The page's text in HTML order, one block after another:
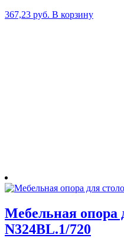
367,23 руб. В корзину
Мебельная опора
N324BL.1/720